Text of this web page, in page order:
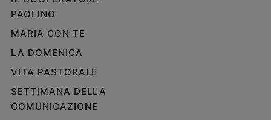
Video
PAOLINO
MARIA CON TE
LA DOMENICA
VITA PASTORALE
SETTIMANA DELLA
COMUNICAZIONE